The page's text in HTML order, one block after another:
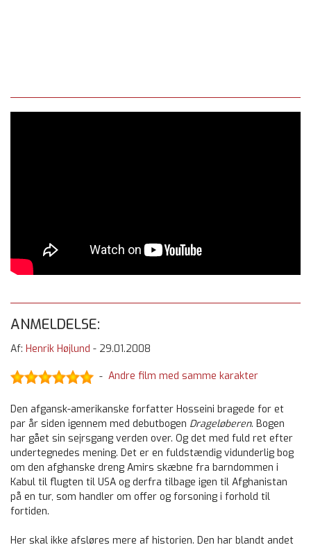
ANMELDELSE:
Af: Henrik Højlund - 29.01.2008
- Andre film med samme karakter
Den afgansk-amerikanske forfatter Hosseini bragede for et
par år siden igennem med debutbogen Drageløberen. Bogen
har gået sin sejrsgang verden over. Og det med fuld ret efter
undertegnedes mening. Det er en fuldstændig vidunderlig bog
om den afghanske dreng Amirs skæbne fra barndommen i
Kabul til flugten til USA og derfra tilbage igen til Afghanistan
på en tur, som handler om offer og forsoning i forhold til
fortiden.
Her skal ikke afsløres mere af historien. Den har blandt andet